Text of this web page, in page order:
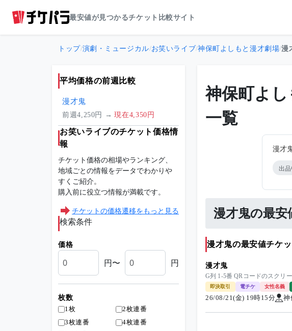
最安値が見つかるチケット比較サイト
トップ/演劇・ミュージカル/お笑いライブ/神保町よしもと漫才劇場/漫
神保町よ
一覧
漫才
出
漫才鬼の最安
漫才鬼の最安値チケッ
漫才鬼
G列 1-5番 QRコードのスクリ
即決取引 電チケ 女性名義
26/08/21(金) 19時15分 神
平均価格の前週比較
漫才鬼
前週4,250円 → 現在4,350円
お笑いライブのチケット価格情
報
チケット価格の相場やランキング、
地域ごとの情報をデータでわかりや
すくご紹介。
購入前に役立つ情報が満載です。
チケットの価格遷移をもっと見る
検索条件
価格
円〜 円
枚数
1枚
2枚連番
3枚連番
4枚連番